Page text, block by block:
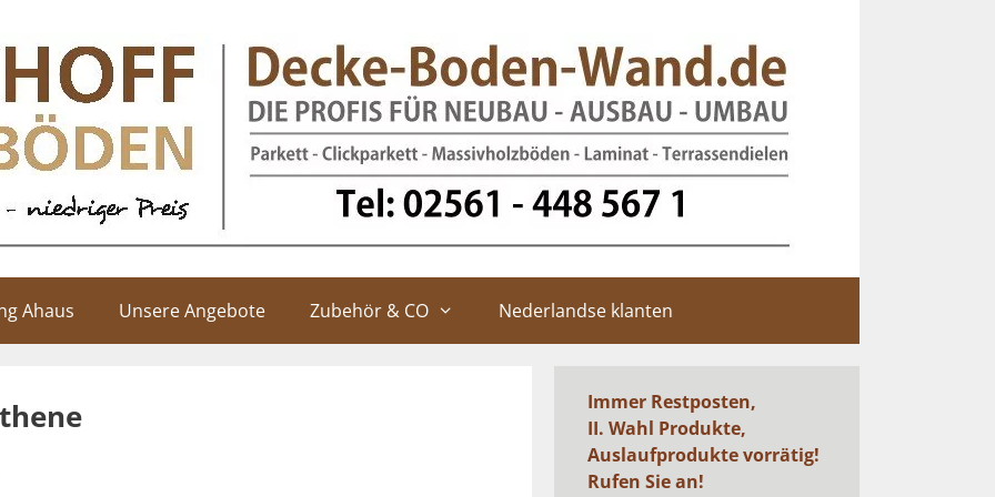
Ahaus Unsere Angebote Zubehör & CO Nederlandse klanten
Immer Restposten,
II. Wahl Produkte,
Auslaufprodukte vorrätig!
Rufen Sie an!